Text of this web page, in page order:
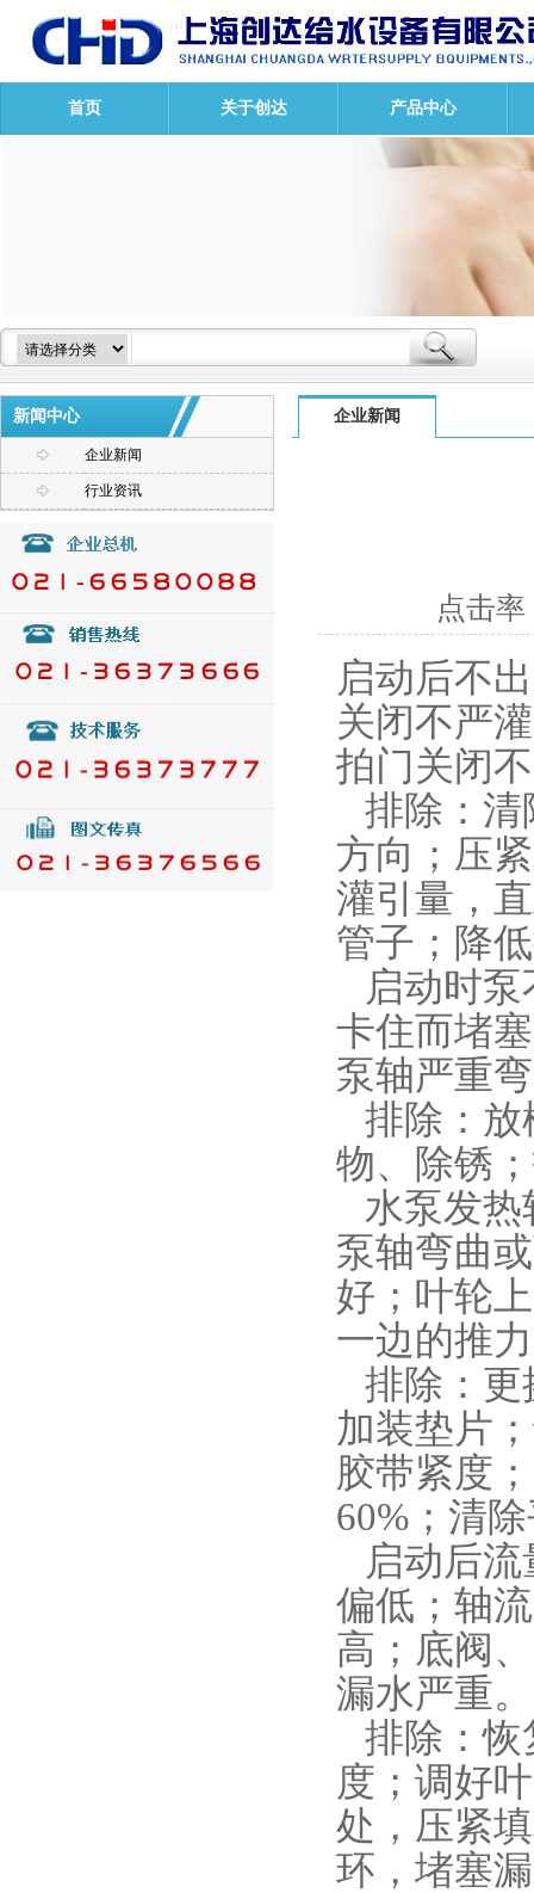
首页 关于创达 产品中心
新闻中心
企业新闻
行业资讯
企业新闻
点击
启动后不
关闭不严
拍门关闭
排除：清
方向；压
灌引量，
管子；降
启动时泵
卡住而堵
泵轴严重
排除：放
物、除锈
水泵发热
泵轴弯曲
好；叶轮
一边的推
排除：更
加装垫片
胶带紧度
60%；清
启动后流
偏低；轴
高；底阀
漏水严重
排除：恢
度；调好
处，压紧
环，堵塞